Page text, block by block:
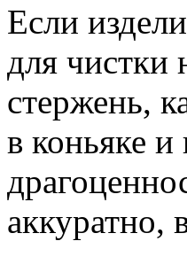
Если
для чистки
стержень,
в коньяке
аккуратно,